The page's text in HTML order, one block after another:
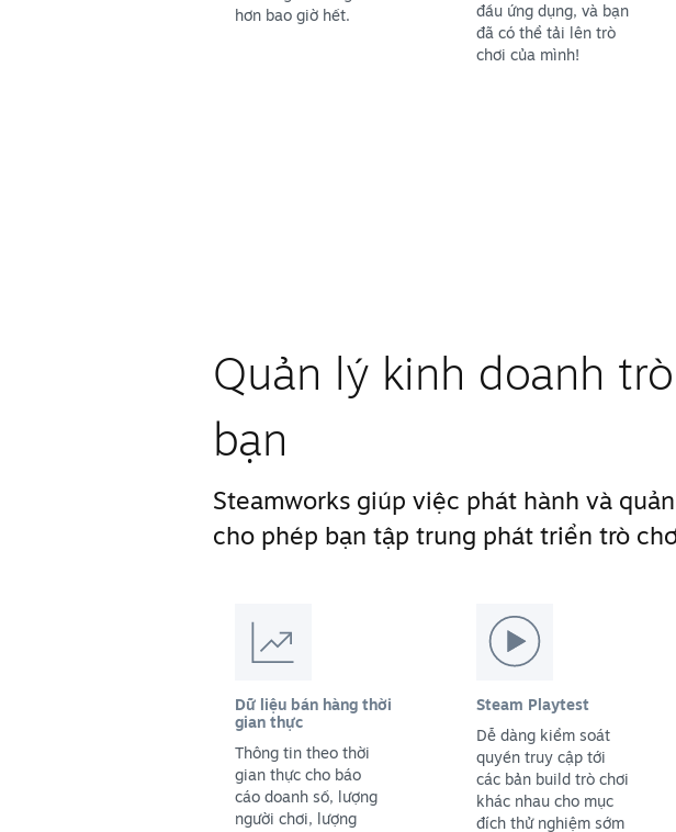
hơn bao giờ hết.
đầu ứng dụng, và bạn
đã có thể tải lên trò
chơi của mình!
Quản lý kinh doanh
bạn
Steamworks giúp việc phát hành và
cho phép bạn tập trung phát triển trò
Dữ liệu bán hàng thời
gian thực
Thông tin theo thời
gian thực cho báo
cáo doanh số, lượng
người chơi, lượng
Steam Playtest
Dễ dàng kiểm soát
quyền truy cập tới
các bản build trò chơi
khác nhau cho mục
đích thử nghiệm sớm